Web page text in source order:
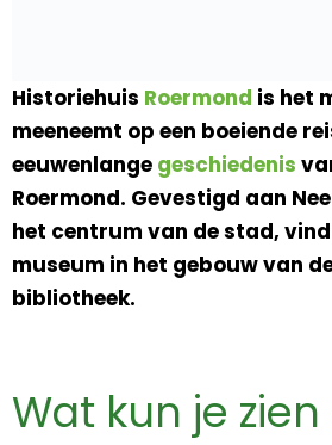
Historiehuis Roermond is het
meeneemt op een boeiende
eeuwenlange geschiedenis
Roermond. Gevestigd aan
het centrum van de stad,
museum in het gebouw van
bibliotheek.
Wat kun je zien